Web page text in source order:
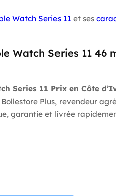
Watch Series 11 et ses
Watch Series 11 46
Series 11 Prix en Côte
Plus, revendeur
garantie et livrée